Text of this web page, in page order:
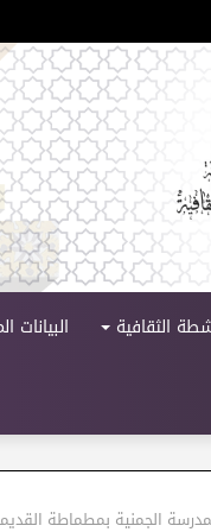
الثقافية البيانات
الجمنية بمطماطة